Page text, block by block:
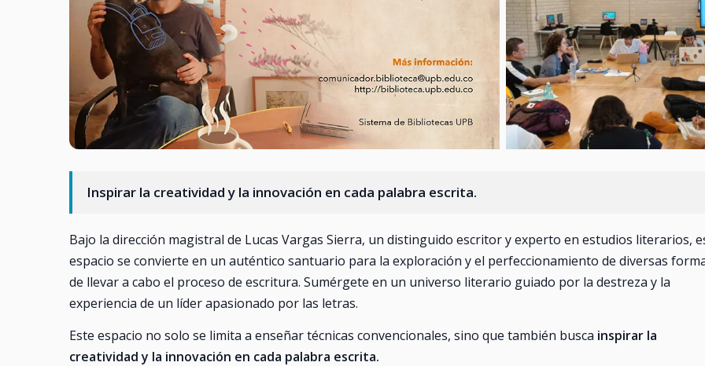
Inspirar la creatividad y la innovación en cada palabra escrita.
Bajo la dirección magistral de Lucas Vargas Sierra, un distinguido escritor y experto en estudios literarios,
espacio se convierte en un auténtico santuario para la exploración y el perfeccionamiento de diversas
de llevar a cabo el proceso de escritura. Sumérgete en un universo literario guiado por la destreza y la
experiencia de un líder apasionado por las letras.
Este espacio no solo se limita a enseñar técnicas convencionales, sino que también busca inspirar la
creatividad y la innovación en cada palabra escrita.